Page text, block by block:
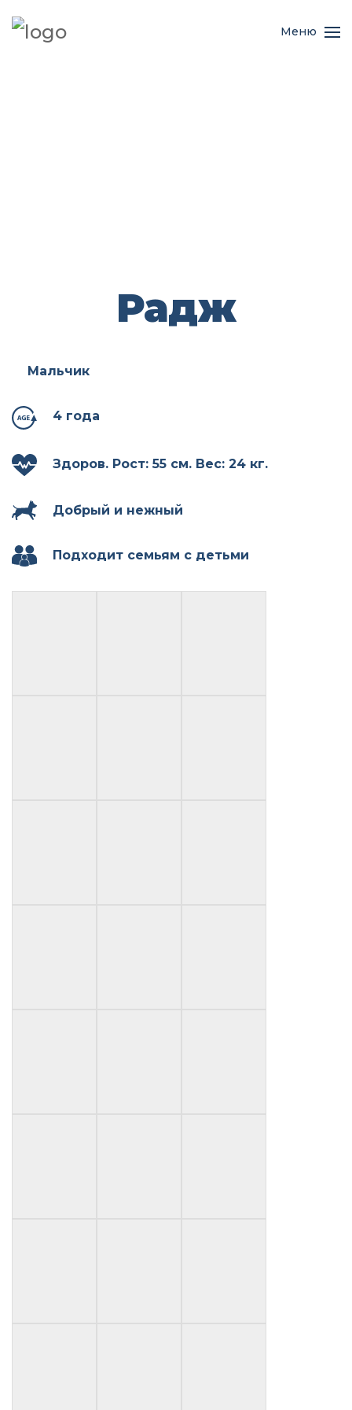
Меню
Радж
Мальчик
4 года
Здоров. Рост: 55 см. Вес: 24 кг.
Добрый и нежный
Подходит семьям с детьми